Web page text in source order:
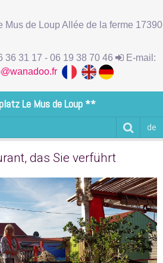
Mus de Loup Allée de la ferme 17390
36 31 17 - 06 19 38 70 46
E-mail:
Le Mus de Loup **
de
das Sie verführt